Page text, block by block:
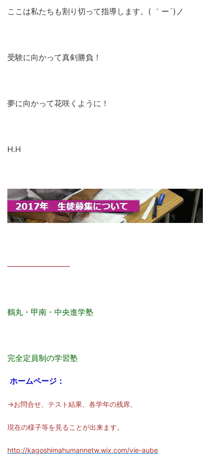
ここは私たちも割り切って指導します。( ｀ー´)ノ
受験に向かって真剣勝負！
夢に向かって花咲くように！
H.H
————————
鶴丸・甲南・中央進学塾
完全定員制の学習塾
ホームページ：
→お問合せ、テスト結果、各学年の残席、
現在の様子等を見ることが出来ます。
http://kagoshimahumannetw.wix.com/vie-aube